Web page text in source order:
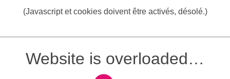
(Javascript et cookies doivent être activés, désolé.)
Website is overloaded…